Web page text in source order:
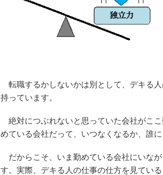
転職するかしないかは別として、デキる
持っています。
絶対につぶれないと思っていた会社がこ
めている会社だって、いつなくなるか、誰に
だからこそ、いま勤めている会社にいな
す。実際、デキる人の仕事の仕方を見てい